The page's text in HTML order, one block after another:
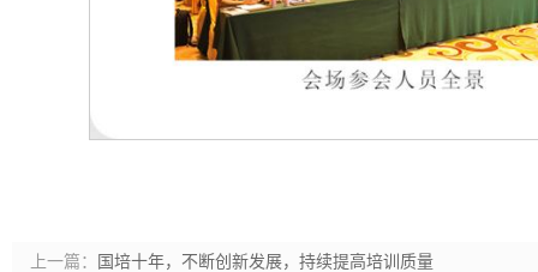
上一篇： 国培十年，不断创新发展，持续提高培训质量